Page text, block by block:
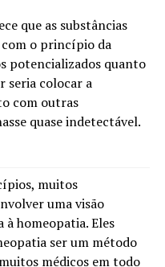
que as substâncias
com o princípio da
potencializados quanto
seria colocar a
com outras
quase indetectável.
muitos
uma visão
homeopatia. Eles
ser um método
médicos em todo